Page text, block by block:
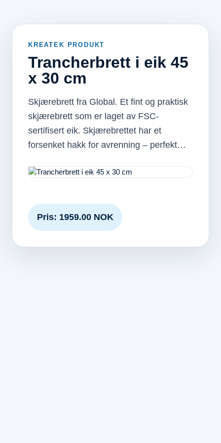
KREATEK PRODUKT
Trancherbrett i eik 45
x 30 cm
Skjærebrett fra Global. Et fint og praktisk
skjærebrett som er laget av FSC-
sertifisert eik. Skjærebrettet har et
forsenket hakk for avrenning – perfekt…
Pris: 1959.00 NOK